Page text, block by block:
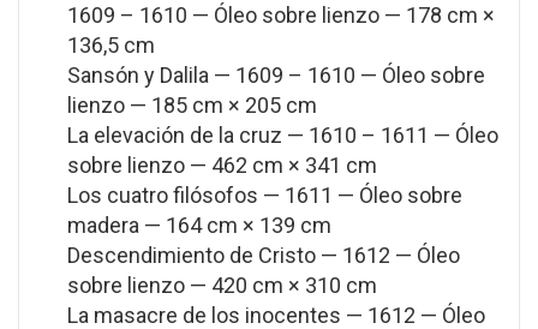
1609 – 1610 — Óleo sobre lienzo — 178 cm ×
136,5 cm
Sansón y Dalila — 1609 – 1610 — Óleo sobre
lienzo — 185 cm × 205 cm
La elevación de la cruz — 1610 – 1611 — Óleo
sobre lienzo — 462 cm × 341 cm
Los cuatro filósofos — 1611 — Óleo sobre
madera — 164 cm × 139 cm
Descendimiento de Cristo — 1612 — Óleo
sobre lienzo — 420 cm × 310 cm
La masacre de los inocentes — 1612 — Óleo